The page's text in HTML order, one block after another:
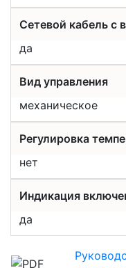
Сетевой кабель с
да
Вид управления
механическое
Регулировка
нет
Индикация
да